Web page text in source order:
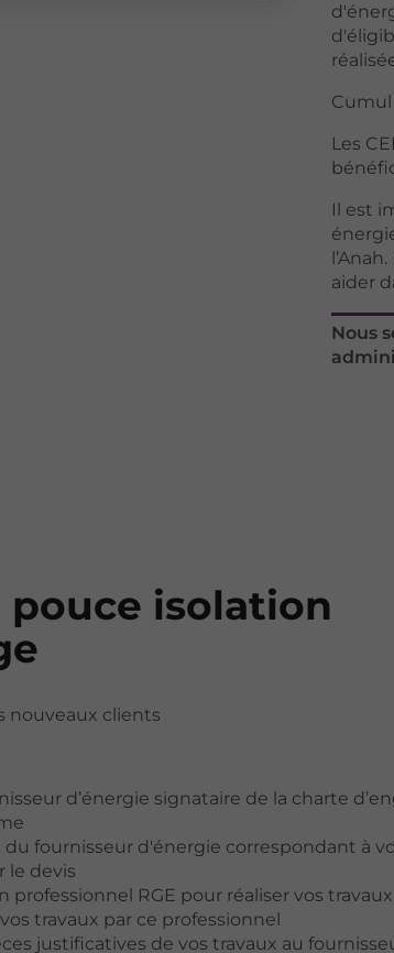
Cumul
Les
Il est
aider
Nous
pouce isolation
nouveaux clients
d’énergie signataire de la charte
du fournisseur d'énergie correspondant à
le devis
professionnel RGE pour réaliser vos travaux
travaux par ce professionnel
justificatives de vos travaux au